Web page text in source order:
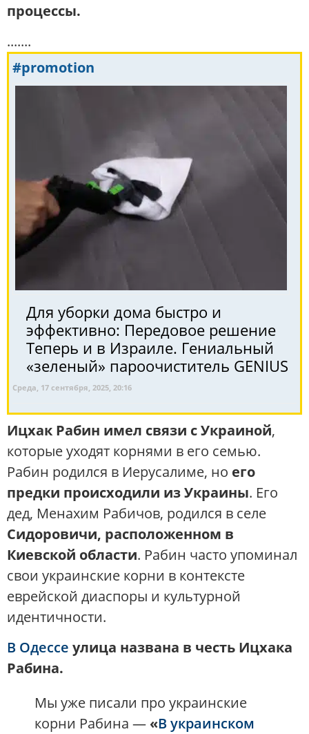
процессы.
.......
#promotion
Для уборки дома быстро и
эффективно: Передовое решение
Теперь и в Израиле. Гениальный
«зеленый» пароочиститель GENIUS
Среда, 17 сентября, 2025, 20:16
Ицхак Рабин имел связи с Украиной,
которые уходят корнями в его семью.
Рабин родился в Иерусалиме, но его
предки происходили из Украины. Его
дед, Менахим Рабичов, родился в селе
Сидоровичи, расположенном в
Киевской области. Рабин часто упоминал
свои украинские корни в контексте
еврейской диаспоры и культурной
идентичности.
В Одессе улица названа в честь Ицхака
Рабина.
Мы уже писали про украинские
корни Рабина — «В украинском